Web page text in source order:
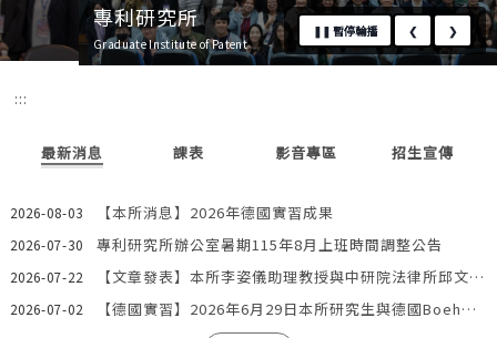
❚❚ 暫停輪播 ❮ ❯
專利研究所
Graduate Institute of Patent
:::
最新消息 課表 影音專區 招生宣傳
2026-08-03 【本所消息】2026年德國實習成果
2026-07-30 專利研究所辦公室暑期115年8月上班時間調整公告
2026-07-22 【文章發表】本所李姿儀助理教授與中研院法律所邱文聰研究員發表文章：「『合理使用』夠用嗎？AI模型訓練著作利用合法性之階段化分析與我國法制因應」
2026-07-02
【德國實習】2026年6月29日本所研究生與德國Boehmert & Boehmert專利事務所一同參訪歐洲專利局。